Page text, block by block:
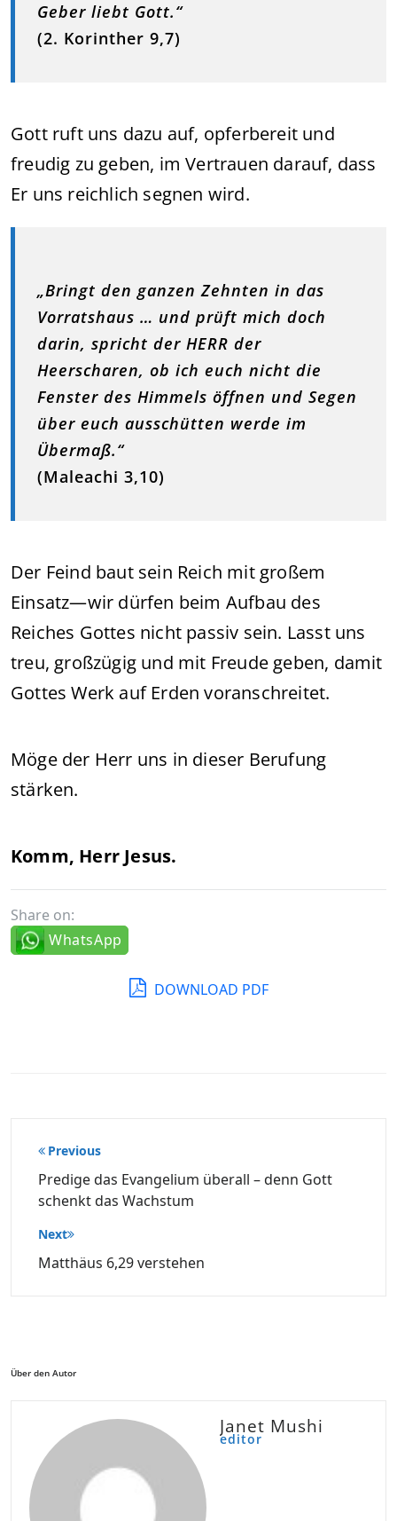
Geber liebt Gott.“
(2. Korinther 9,7)
Gott ruft uns dazu auf, opferbereit und
freudig zu geben, im Vertrauen darauf, dass
Er uns reichlich segnen wird.
„Bringt den ganzen Zehnten in das
Vorratshaus … und prüft mich doch
darin, spricht der HERR der
Heerscharen, ob ich euch nicht die
Fenster des Himmels öffnen und Segen
über euch ausschütten werde im
Übermaß.“
(Maleachi 3,10)
Der Feind baut sein Reich mit großem
Einsatz—wir dürfen beim Aufbau des
Reiches Gottes nicht passiv sein. Lasst uns
treu, großzügig und mit Freude geben, damit
Gottes Werk auf Erden voranschreitet.
Möge der Herr uns in dieser Berufung
stärken.
Komm, Herr Jesus.
Share on:
WhatsApp
DOWNLOAD PDF
Beitragsnavigation
Previous
Predige das Evangelium überall – denn Gott
schenkt das Wachstum
Next
Matthäus 6,29 verstehen
Über den Autor
Janet Mushi
editor